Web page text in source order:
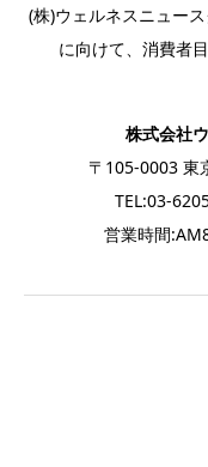
(株)ウェルネスニュー
に向けて、消費者
株式会社
〒105-0003 東
TEL:03-
営業時間